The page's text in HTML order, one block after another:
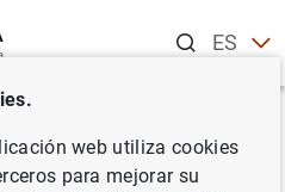
ESEN
de personal
web utiliza cookies
para mejorar su